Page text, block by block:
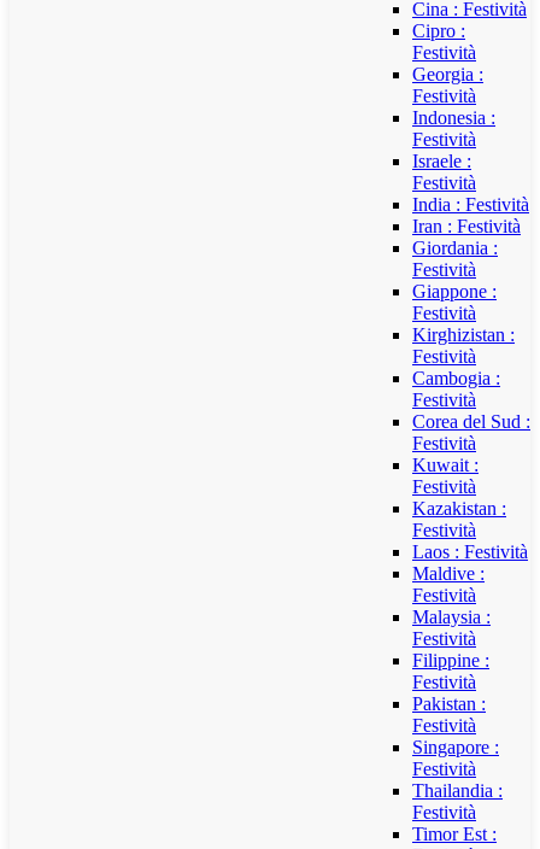
Cina : Festività
Cipro :
Festività
Georgia :
Festività
Indonesia :
Festività
Israele :
Festività
India : Festività
Iran : Festività
Giordania :
Festività
Giappone :
Festività
Kirghizistan :
Festività
Cambogia :
Festività
Corea del Sud :
Festività
Kuwait :
Festività
Kazakistan :
Festività
Laos : Festività
Maldive :
Festività
Malaysia :
Festività
Filippine :
Festività
Pakistan :
Festività
Singapore :
Festività
Thailandia :
Festività
Timor Est :